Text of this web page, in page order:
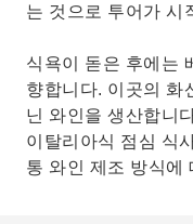
는 것으로 투어가 시
식욕이 돋은 후에는
향합니다. 이곳의 화
닌 와인을 생산합니
이탈리아식 점심 식
통 와인 제조 방식에